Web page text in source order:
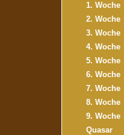
1. Woche
2. Woche
3. Woche
4. Woche
5. Woche
6. Woche
7. Woche
8. Woche
9. Woche
Quasar